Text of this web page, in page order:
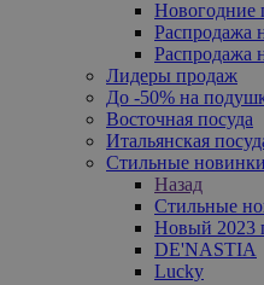
Новогодние
Распродажа
Распродажа
Лидеры продаж
До -50% на
Восточная посуда
Итальянская
Стильные новинки
Назад
Стильные
Новый 2023
DE'NASTIA
Lucky